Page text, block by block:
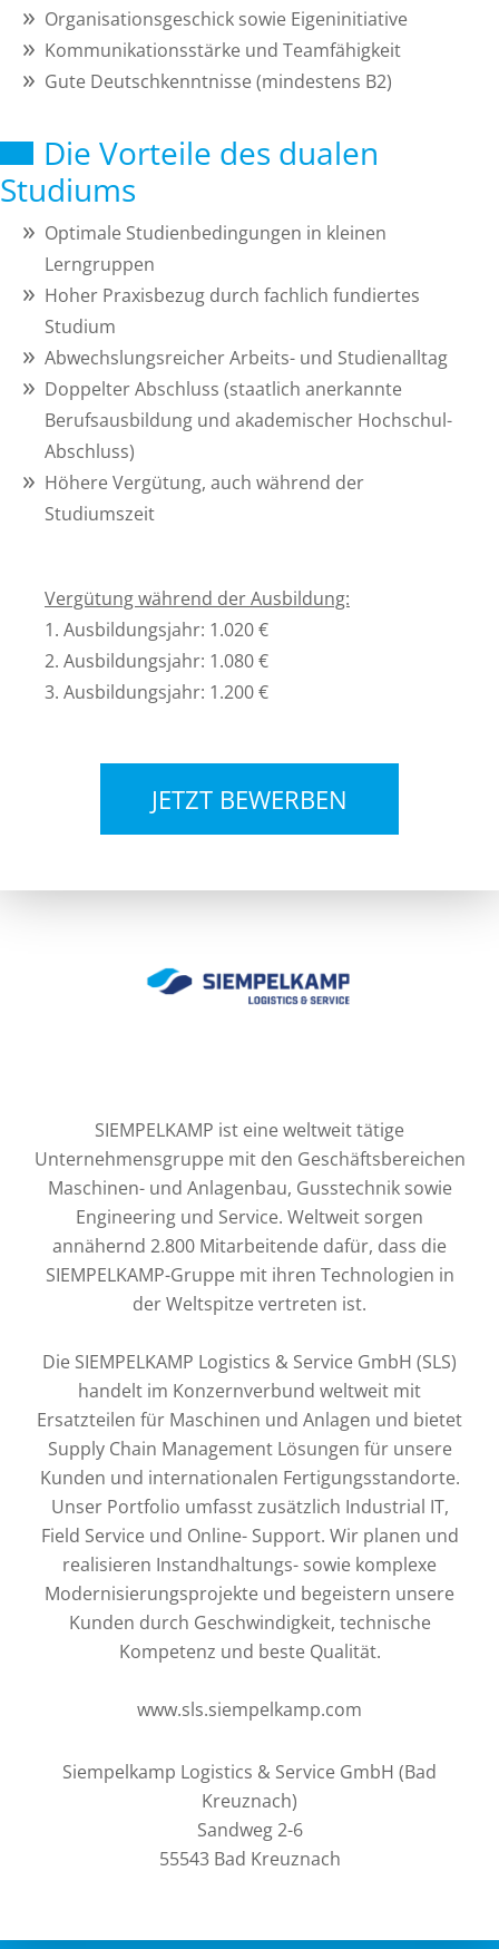
SIEMPELKAMP ist eine weltweit tätige
Unternehmensgruppe mit den Geschäftsbereichen
Maschinen- und Anlagenbau, Gusstechnik sowie
Engineering und Service. Weltweit sorgen
annähernd 2.800 Mitarbeitende dafür, dass die
SIEMPELKAMP-Gruppe mit ihren Technologien in
der Weltspitze vertreten ist.
Die SIEMPELKAMP Logistics & Service GmbH (SLS)
handelt im Konzernverbund weltweit mit
Ersatzteilen für Maschinen und Anlagen und bietet
Supply Chain Management Lösungen für unsere
Kunden und internationalen Fertigungsstandorte.
Unser Portfolio umfasst zusätzlich Industrial IT,
Field Service und Online- Support. Wir planen und
realisieren Instandhaltungs- sowie komplexe
Modernisierungsprojekte und begeistern unsere
Kunden durch Geschwindigkeit, technische
Kompetenz und beste Qualität.
www.sls.siempelkamp.com
Siempelkamp Logistics & Service GmbH (Bad
Kreuznach)
Sandweg 2-6
55543 Bad Kreuznach
Organisationsgeschick sowie Eigeninitiative
Kommunikationsstärke und Teamfähigkeit
Gute Deutschkenntnisse (mindestens B2)
Die Vorteile des dualen
Studiums
Optimale Studienbedingungen in kleinen
Lerngruppen
Hoher Praxisbezug durch fachlich fundiertes
Studium
Abwechslungsreicher Arbeits- und Studienalltag
Doppelter Abschluss (staatlich anerkannte
Berufsausbildung und akademischer Hochschul-
Abschluss)
Höhere Vergütung, auch während der
Studiumszeit
Vergütung während der Ausbildung:
1. Ausbildungsjahr: 1.020 €
2. Ausbildungsjahr: 1.080 €
3. Ausbildungsjahr: 1.200 €
JETZT BEWERBEN